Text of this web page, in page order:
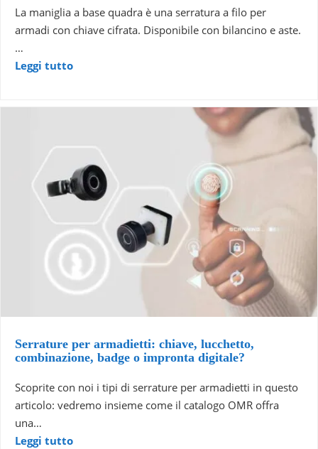
La maniglia a base quadra è una serratura a filo per
armadi con chiave cifrata. Disponibile con bilancino e aste.
…
Leggi tutto
Serrature per armadietti: chiave, lucchetto,
combinazione, badge o impronta digitale?
Scoprite con noi i tipi di serrature per armadietti in questo
articolo: vedremo insieme come il catalogo OMR offra
una…
Leggi tutto